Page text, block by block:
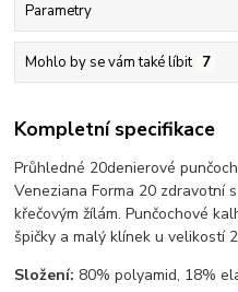
Parametry
Mohlo by se vám také líbit 7
Kompletní specifikace
Průhledné 20denierové
Veneziana Forma 20 zdravotní
křečovým žílám. Punčochové
špičky a malý klínek u velikostí
Složení: 80% polyamid, 18%